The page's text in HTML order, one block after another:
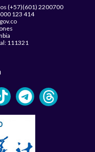
(+57)(601) 2200700
123 414
111321